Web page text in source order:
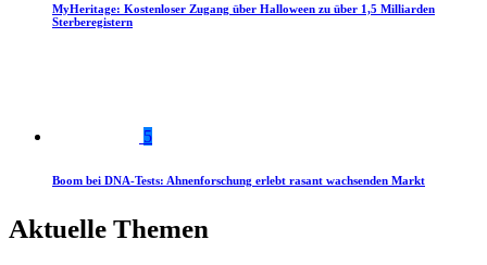
MyHeritage: Kostenloser Zugang über Halloween zu über 1,5 Milliarden
Sterberegistern
5
Boom bei DNA-Tests: Ahnenforschung erlebt rasant wachsenden Markt
Aktuelle Themen